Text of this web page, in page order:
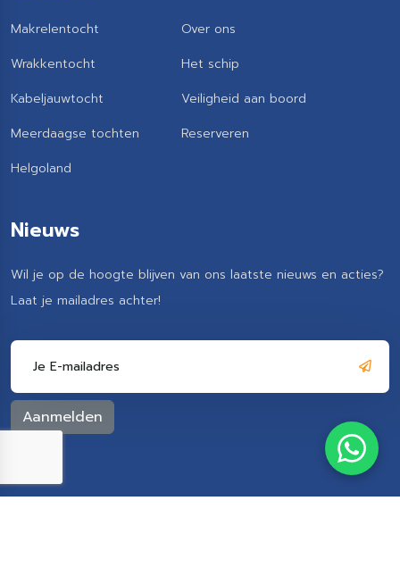
Makrelentocht
Wrakkentocht
Kabeljauwtocht
Meerdaagse tochten
Helgoland
Over ons
Het schip
Veiligheid aan boord
Reserveren
Nieuws
Wil je op de hoogte blijven van ons laatste nieuws en acties?
Laat je mailadres achter!